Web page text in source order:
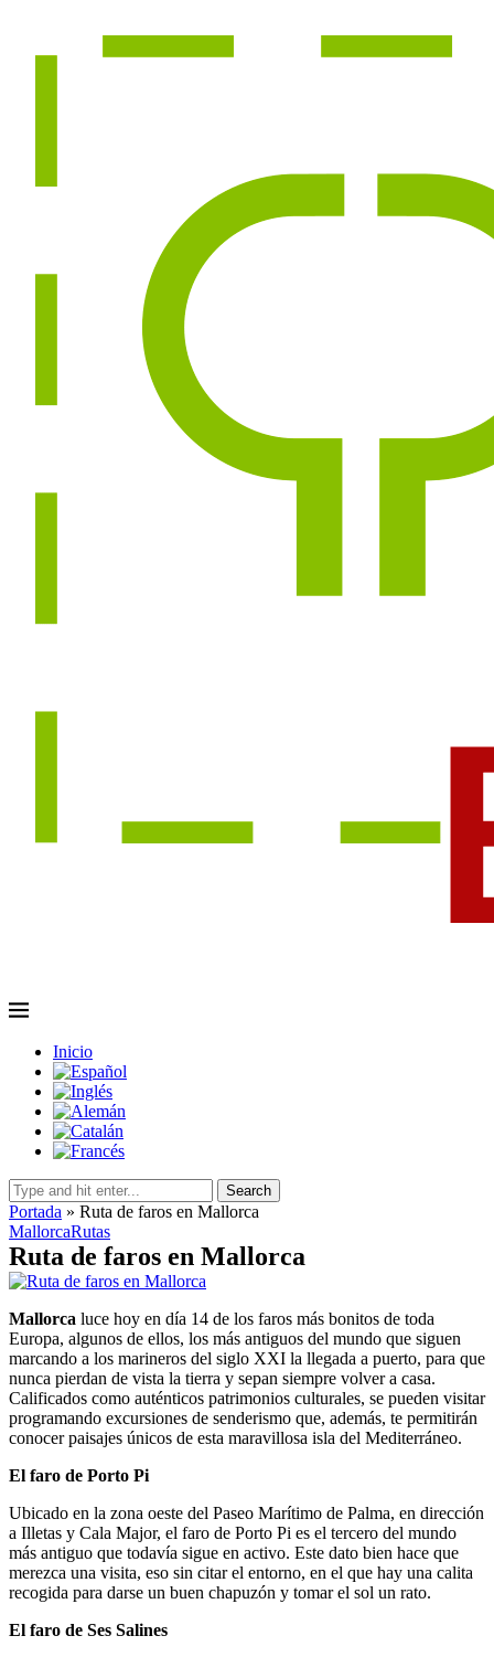
Inicio
Search
Portada » Ruta de faros en Mallorca
MallorcaRutas
Ruta de faros en Mallorca
Mallorca luce hoy en día 14 de los faros más bonitos de toda
Europa, algunos de ellos, los más antiguos del mundo que siguen
marcando a los marineros del siglo XXI la llegada a puerto, para que
nunca pierdan de vista la tierra y sepan siempre volver a casa.
Calificados como auténticos patrimonios culturales, se pueden visitar
programando excursiones de senderismo que, además, te permitirán
conocer paisajes únicos de esta maravillosa isla del Mediterráneo.
El faro de Porto Pi
Ubicado en la zona oeste del Paseo Marítimo de Palma, en dirección
a Illetas y Cala Major, el faro de Porto Pi es el tercero del mundo
más antiguo que todavía sigue en activo. Este dato bien hace que
merezca una visita, eso sin citar el entorno, en el que hay una calita
recogida para darse un buen chapuzón y tomar el sol un rato.
El faro de Ses Salines